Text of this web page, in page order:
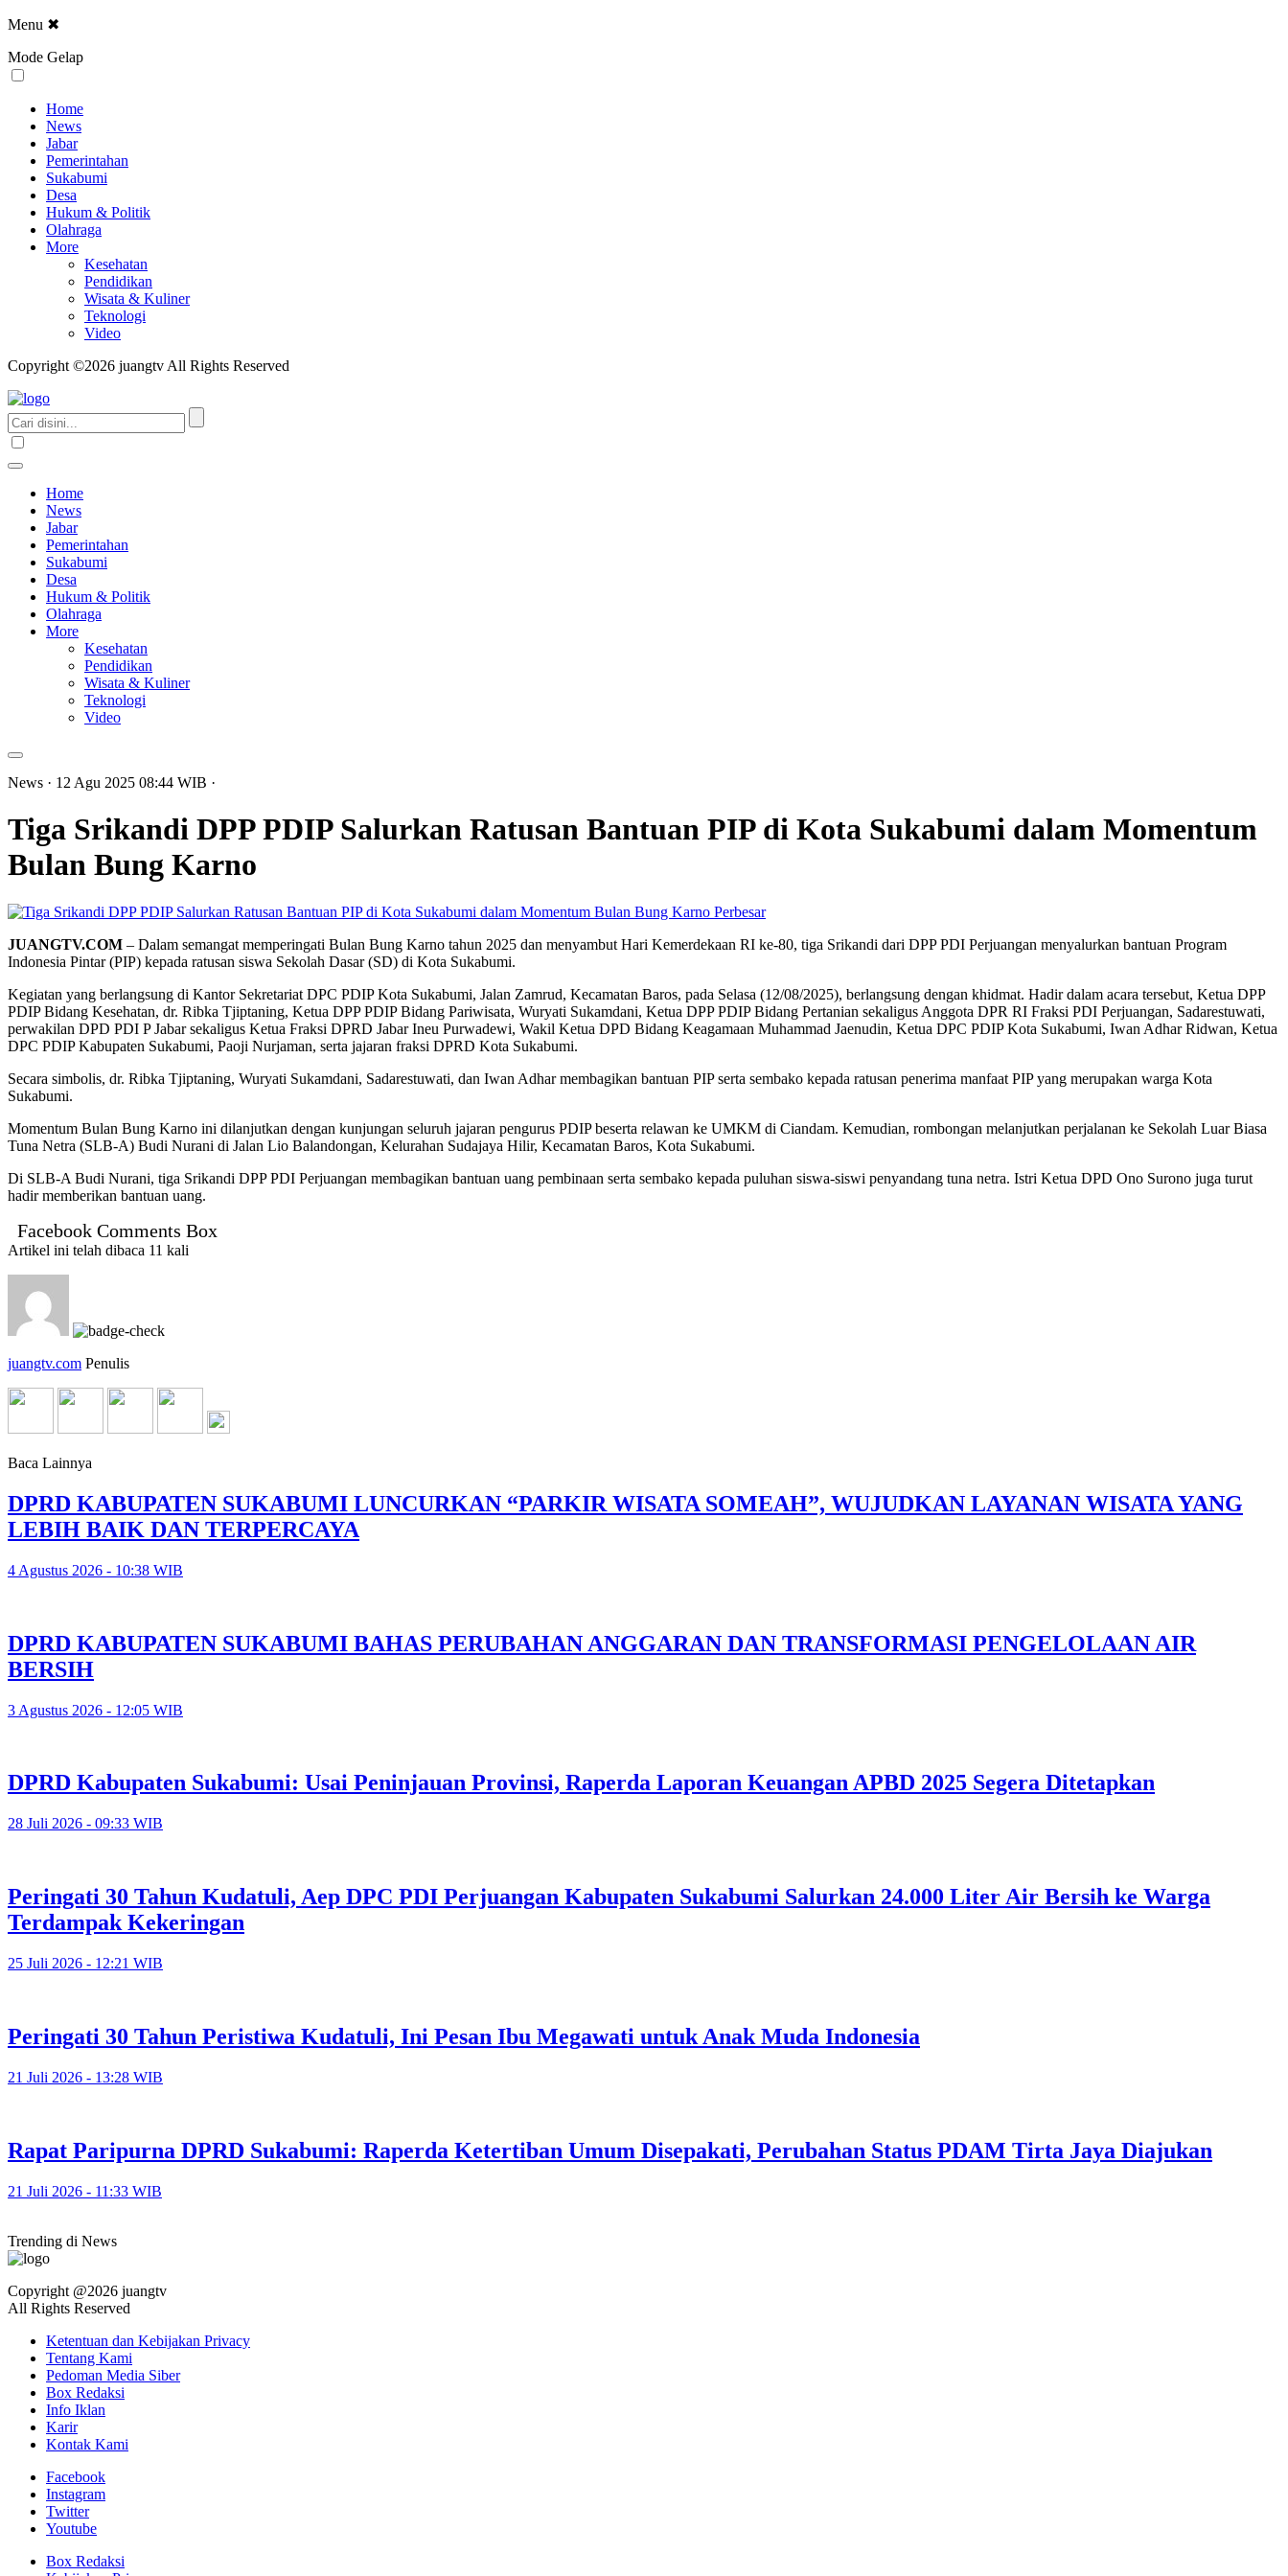
Menu ✖
Mode Gelap
Home
News
Jabar
Pemerintahan
Sukabumi
Desa
Hukum & Politik
Olahraga
More
Kesehatan
Pendidikan
Wisata & Kuliner
Teknologi
Video
Copyright ©2026 juangtv All Rights Reserved
Home
News
Jabar
Pemerintahan
Sukabumi
Desa
Hukum & Politik
Olahraga
More
Kesehatan
Pendidikan
Wisata & Kuliner
Teknologi
Video
News · 12 Agu 2025 08:44 WIB ·
Tiga Srikandi DPP PDIP Salurkan Ratusan Bantuan PIP di Kota Sukabumi dalam Momentum
Bulan Bung Karno
Perbesar
JUANGTV.COM – Dalam semangat memperingati Bulan Bung Karno tahun 2025 dan menyambut Hari Kemerdekaan RI ke-80, tiga Srikandi dari DPP PDI Perjuangan menyalurkan bantuan Program
Indonesia Pintar (PIP) kepada ratusan siswa Sekolah Dasar (SD) di Kota Sukabumi.
Kegiatan yang berlangsung di Kantor Sekretariat DPC PDIP Kota Sukabumi, Jalan Zamrud, Kecamatan Baros, pada Selasa (12/08/2025), berlangsung dengan khidmat. Hadir dalam acara tersebut, Ketua DPP
PDIP Bidang Kesehatan, dr. Ribka Tjiptaning, Ketua DPP PDIP Bidang Pariwisata, Wuryati Sukamdani, Ketua DPP PDIP Bidang Pertanian sekaligus Anggota DPR RI Fraksi PDI Perjuangan, Sadarestuwati,
perwakilan DPD PDI P Jabar sekaligus Ketua Fraksi DPRD Jabar Ineu Purwadewi, Wakil Ketua DPD Bidang Keagamaan Muhammad Jaenudin, Ketua DPC PDIP Kota Sukabumi, Iwan Adhar Ridwan, Ketua
DPC PDIP Kabupaten Sukabumi, Paoji Nurjaman, serta jajaran fraksi DPRD Kota Sukabumi.
Secara simbolis, dr. Ribka Tjiptaning, Wuryati Sukamdani, Sadarestuwati, dan Iwan Adhar membagikan bantuan PIP serta sembako kepada ratusan penerima manfaat PIP yang merupakan warga Kota
Sukabumi.
Momentum Bulan Bung Karno ini dilanjutkan dengan kunjungan seluruh jajaran pengurus PDIP beserta relawan ke UMKM di Ciandam. Kemudian, rombongan melanjutkan perjalanan ke Sekolah Luar Biasa
Tuna Netra (SLB-A) Budi Nurani di Jalan Lio Balandongan, Kelurahan Sudajaya Hilir, Kecamatan Baros, Kota Sukabumi.
Di SLB-A Budi Nurani, tiga Srikandi DPP PDI Perjuangan membagikan bantuan uang pembinaan serta sembako kepada puluhan siswa-siswi penyandang tuna netra. Istri Ketua DPD Ono Surono juga turut
hadir memberikan bantuan uang.
Facebook Comments Box
Artikel ini telah dibaca 11 kali
juangtv.com Penulis
Baca Lainnya
DPRD KABUPATEN SUKABUMI LUNCURKAN “PARKIR WISATA SOMEAH”, WUJUDKAN LAYANAN WISATA YANG
LEBIH BAIK DAN TERPERCAYA
4 Agustus 2026 - 10:38 WIB
DPRD KABUPATEN SUKABUMI BAHAS PERUBAHAN ANGGARAN DAN TRANSFORMASI PENGELOLAAN AIR
BERSIH
3 Agustus 2026 - 12:05 WIB
DPRD Kabupaten Sukabumi: Usai Peninjauan Provinsi, Raperda Laporan Keuangan APBD 2025 Segera Ditetapkan
28 Juli 2026 - 09:33 WIB
Peringati 30 Tahun Kudatuli, Aep DPC PDI Perjuangan Kabupaten Sukabumi Salurkan 24.000 Liter Air Bersih ke Warga
Terdampak Kekeringan
25 Juli 2026 - 12:21 WIB
Peringati 30 Tahun Peristiwa Kudatuli, Ini Pesan Ibu Megawati untuk Anak Muda Indonesia
21 Juli 2026 - 13:28 WIB
Rapat Paripurna DPRD Sukabumi: Raperda Ketertiban Umum Disepakati, Perubahan Status PDAM Tirta Jaya Diajukan
21 Juli 2026 - 11:33 WIB
Trending di News
Copyright @2026 juangtv
All Rights Reserved
Ketentuan dan Kebijakan Privacy
Tentang Kami
Pedoman Media Siber
Box Redaksi
Info Iklan
Karir
Kontak Kami
Facebook
Instagram
Twitter
Youtube
Box Redaksi